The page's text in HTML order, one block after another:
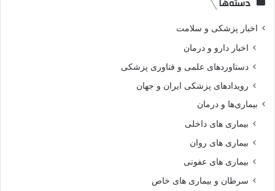
اخبار پزشکی و سلامت
اخبار دارو و درمان
دستاوردهای علمی و فناوری پزشکی
رویدادهای پزشکی ایران و جهان
بیماری‌ها و درمان
بیماری های داخلی
بیماری های روان‌
بیماری های عفونی
سرطان و بیماری های خاص